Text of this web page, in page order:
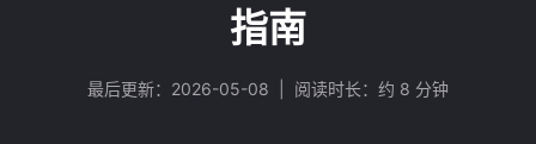
指南
最后更新：2026-05-08 | 阅读时长：约 8 分钟